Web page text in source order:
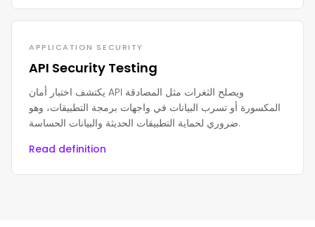
APPLICATION SECURITY
API Security Testing
يكتشف اختبار أمان API ويصلح الثغرات مثل المصادقة
المكسورة أو تسرب البيانات في واجهات برمجة التطبيقات، وهو
ضروري لحماية التطبيقات الحديثة والبيانات الحساسة.
Read definition